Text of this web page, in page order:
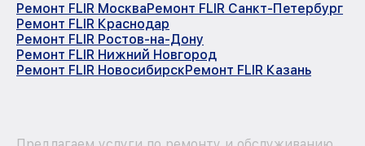
Ремонт FLIR МоскваРемонт FLIR Санкт-Петербург
Ремонт FLIR Краснодар
Ремонт FLIR Ростов-на-Дону
Ремонт FLIR Нижний Новгород
Ремонт FLIR НовосибирскРемонт FLIR Казань